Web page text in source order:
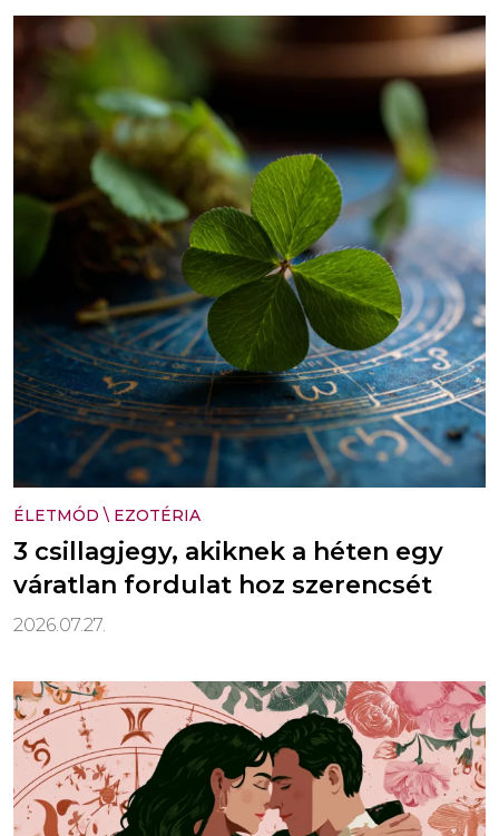
ÉLETMÓD \ EZOTÉRIA
3 csillagjegy, akiknek a héten egy
váratlan fordulat hoz szerencsét
2026.07.27.